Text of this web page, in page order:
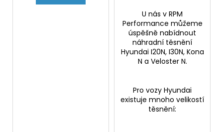
U nás v RPM
Performance můžeme
úspěšně nabídnout
náhradní těsnění
Hyundai I20N, I30N, Kona
N a Veloster N.
Pro vozy Hyundai
existuje mnoho velikostí
těsnění: